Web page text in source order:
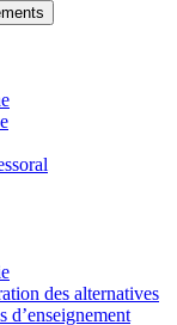
des alternatives
d’enseignement